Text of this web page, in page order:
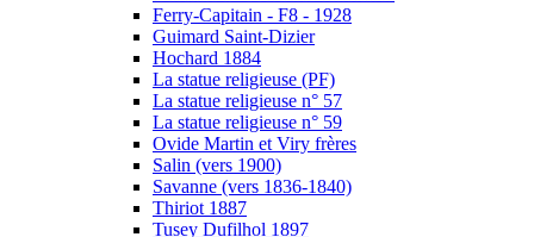
Ferry-Capitain - F8 - 1928
Guimard Saint-Dizier
Hochard 1884
La statue religieuse (PF)
La statue religieuse n° 57
La statue religieuse n° 59
Ovide Martin et Viry frères
Salin (vers 1900)
Savanne (vers 1836-1840)
Thiriot 1887
Tusey Dufilhol 1897